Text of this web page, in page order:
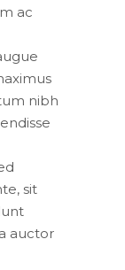
ac
nibh
sit
auctor